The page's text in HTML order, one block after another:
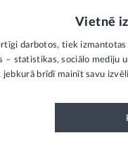
nebija norādījis
paziņojums un
Vietnē
darbotos, tiek
– statistikas, sociālo mediju
jebkurā brīdī mainīt savu